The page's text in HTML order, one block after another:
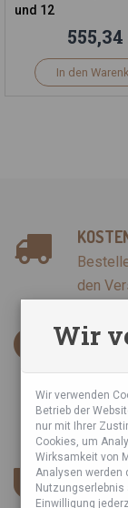
und 12
555,34
In den
den
Sie
Wir
Wir
Wir verwenden
Betrieb der
nur mit Ihrer
Cookies, um
Wirksamkeit von
Analysen werden
Nutzungserlebnis
Einwilligung